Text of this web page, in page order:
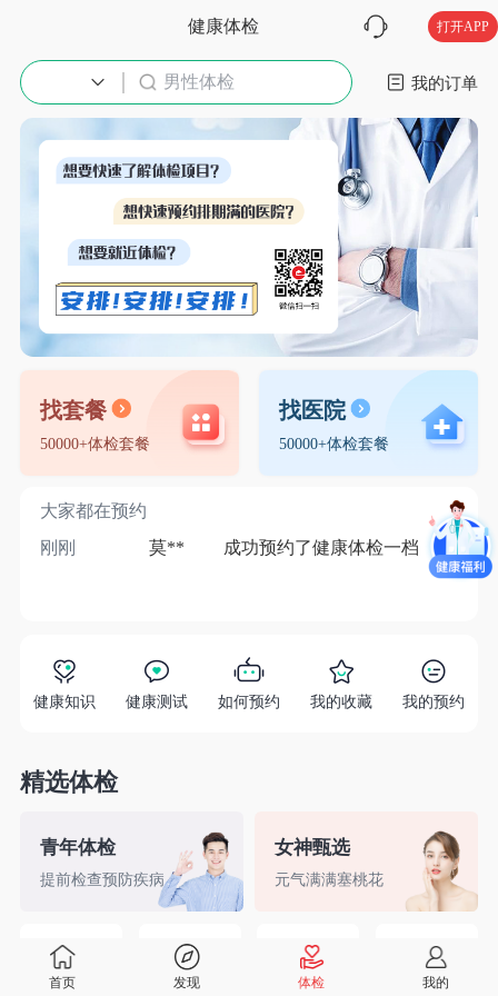
健康体检 打开APP
男性体检 入职体检 我的订单
找套餐
50000+体检套餐
找医院
50000+体检套餐
大家都在预约
刚刚
莫** 成功预约了健康体检一档 1分
健康知识 健康测试 如何预约 我的收藏 我的预约
精选体检
青年体检
提前检查预防疾病
女神甄选
元气满满塞桃花
精英白领 备孕检查 入职体检 婚前检查
首页 发现 体检 我的